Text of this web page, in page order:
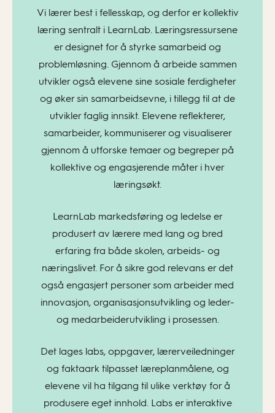
Vi lærer best i fellesskap, og derfor er kollektiv
læring sentralt i LearnLab. Læringsressursene
er designet for å styrke samarbeid og
problemløsning. Gjennom å arbeide sammen
utvikler også elevene sine sosiale ferdigheter
og øker sin samarbeidsevne, i tillegg til at de
utvikler faglig innsikt. Elevene reflekterer,
samarbeider, kommuniserer og visualiserer
gjennom å utforske temaer og begreper på
kollektive og engasjerende måter i hver
læringsøkt.
LearnLab markedsføring og ledelse er
produsert av lærere med lang og bred
erfaring fra både skolen, arbeids- og
næringslivet. For å sikre god relevans er det
også engasjert personer som arbeider med
innovasjon, organisasjonsutvikling og leder-
og medarbeiderutvikling i prosessen.
Det lages labs, oppgaver, lærerveiledninger
og faktaark tilpasset læreplanmålene, og
elevene vil ha tilgang til ulike verktøy for å
produsere eget innhold. Labs er interaktive